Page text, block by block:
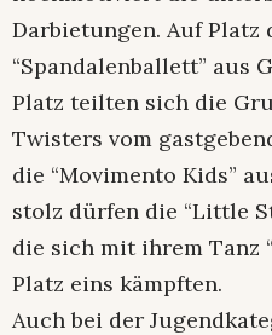
Darbietungen. Auf Platz
“Spandalenballett” aus
Platz teilten sich die
Twisters vom
die “Movimento Kids”
stolz dürfen die “Little
die sich mit ihrem Tanz
Platz eins kämpften.
Auch bei der